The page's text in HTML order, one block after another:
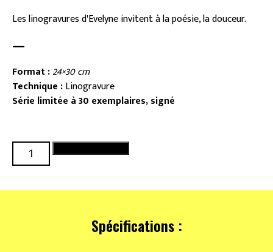
Les linogravures d'Evelyne invitent à la poésie, la douceur.
—
Format :24×30 cm
Technique :Linogravure
Série limitée à 30 exemplaires, signé
quantité
de
belle
Spécifications :